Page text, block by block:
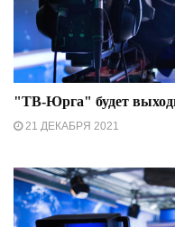
"ТВ-Юрга" будет
21 ДЕКАБРЯ 2021